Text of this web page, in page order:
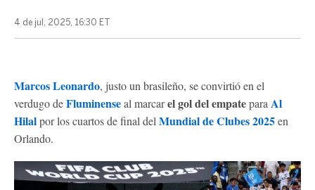
4 de jul, 2025, 16:30 ET
Marcos Leonardo, justo un brasileño, se convirtió en el
verdugo deFluminenseal marcarel gol del empatepara Al
Hilalpor los cuartos de final del Mundial de Clubes 2025en
Orlando.